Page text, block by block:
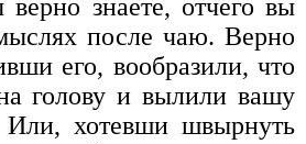
знаете, отчего вы
после чаю. Верно
его, вообразили, что
голову и вылили вашу
хотевши швырнуть